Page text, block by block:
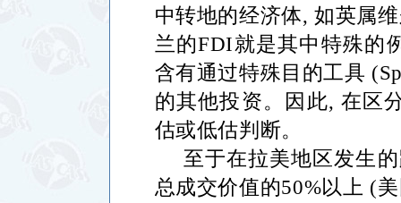
中转地的经济体,如英属
兰的FDI就是其中特殊的
含有通过特殊目的工具
的其他投资。因此, 在区
估或低估判断。
至于在拉美地区发生
总成交价值的50%以上 (